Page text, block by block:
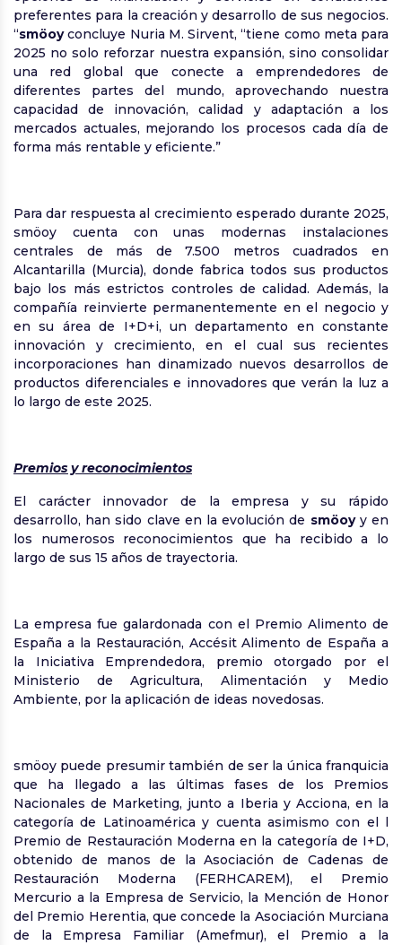
preferentes para la creación y desarrollo de sus negocios.
“smöoyconcluye Nuria M. Sirvent, “tiene como meta para
2025 no solo reforzar nuestra expansión, sino consolidar
una red global que conecte a emprendedores de
diferentes partes del mundo, aprovechando nuestra
capacidad de innovación, calidad y adaptación a los
mercados actuales, mejorando los procesos cada día de
forma más rentable y eficiente.”
Para dar respuesta al crecimiento esperado durante 2025,
smöoy cuenta con unas modernas instalaciones
centrales de más de 7.500 metros cuadrados en
Alcantarilla (Murcia), donde fabrica todos sus productos
bajo los más estrictos controles de calidad. Además, la
compañía reinvierte permanentemente en el negocio y
en su área de I+D+i, un departamento en constante
innovación y crecimiento, en el cual sus recientes
incorporaciones han dinamizado nuevos desarrollos de
productos diferenciales e innovadores que verán la luz a
lo largo de este 2025.
Premios y reconocimientos
El carácter innovador de la empresa y su rápido
desarrollo, han sido clave en la evolución de smöoyy en
los numerosos reconocimientos que ha recibido a lo
largo de sus 15 años de trayectoria.
La empresa fue galardonada con el Premio Alimento de
España a la Restauración, Accésit Alimento de España a
la Iniciativa Emprendedora, premio otorgado por el
Ministerio de Agricultura, Alimentación y Medio
Ambiente, por la aplicación de ideas novedosas.
smöoy puede presumir también de ser la única franquicia
que ha llegado a las últimas fases de los Premios
Nacionales de Marketing, junto a Iberia y Acciona, en la
categoría de Latinoamérica y cuenta asimismo con el l
Premio de Restauración Moderna en la categoría de I+D,
obtenido de manos de la Asociación de Cadenas de
Restauración Moderna (FERHCAREM), el Premio
Mercurio a la Empresa de Servicio, la Mención de Honor
del Premio Herentia, que concede la Asociación Murciana
de la Empresa Familiar (Amefmur), el Premio a la